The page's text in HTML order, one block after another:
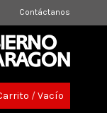
Contáctanos
/Vacío